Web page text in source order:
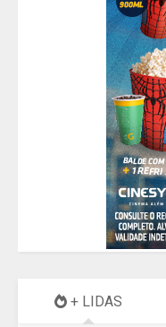
+ LIDAS